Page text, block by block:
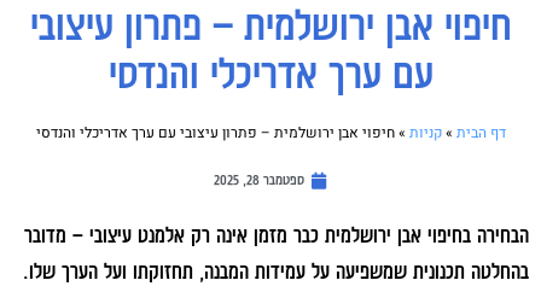
חיפוי אבן ירושלמית – פתרון עיצובי
עם ערך אדריכלי והנדסי
דף הבית »קניות »חיפוי אבן ירושלמית – פתרון עיצובי עם ערך אדריכלי והנדסי
ספטמבר 28, 2025
הבחירה בחיפוי אבן ירושלמית כבר מזמן אינה רק אלמנט עיצובי – מדובר
בהחלטה תכנונית שמשפיעה על עמידות המבנה, תחזוקתו ועל הערך שלו.